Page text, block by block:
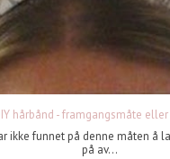
hårbånd - framgangsmåte
ikke funnet på denne måten å
på av...